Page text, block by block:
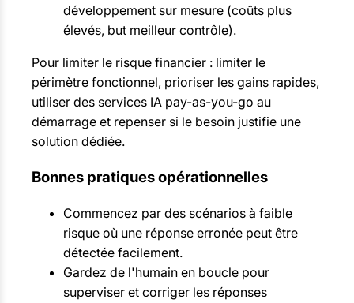
développement sur mesure (coûts plus
élevés, but meilleur contrôle).
Pour limiter le risque financier : limiter le
périmètre fonctionnel, prioriser les gains rapides,
utiliser des services IA pay-as-you-go au
démarrage et repenser si le besoin justifie une
solution dédiée.
Bonnes pratiques opérationnelles
Commencez par des scénarios à faible
risque où une réponse erronée peut être
détectée facilement.
Gardez de l'humain en boucle pour
superviser et corriger les réponses